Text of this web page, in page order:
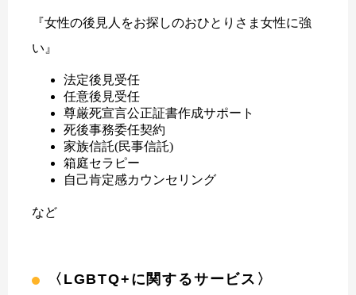
『女性の後見人をお探しのおひとりさま女性に強
い』
法定後見受任
任意後見受任
尊厳死宣言公正証書作成サポート
死後事務委任契約
家族信託(民事信託)
箱庭セラピー
自己肯定感カウンセリング
など
〈LGBTQ+に関するサービス〉